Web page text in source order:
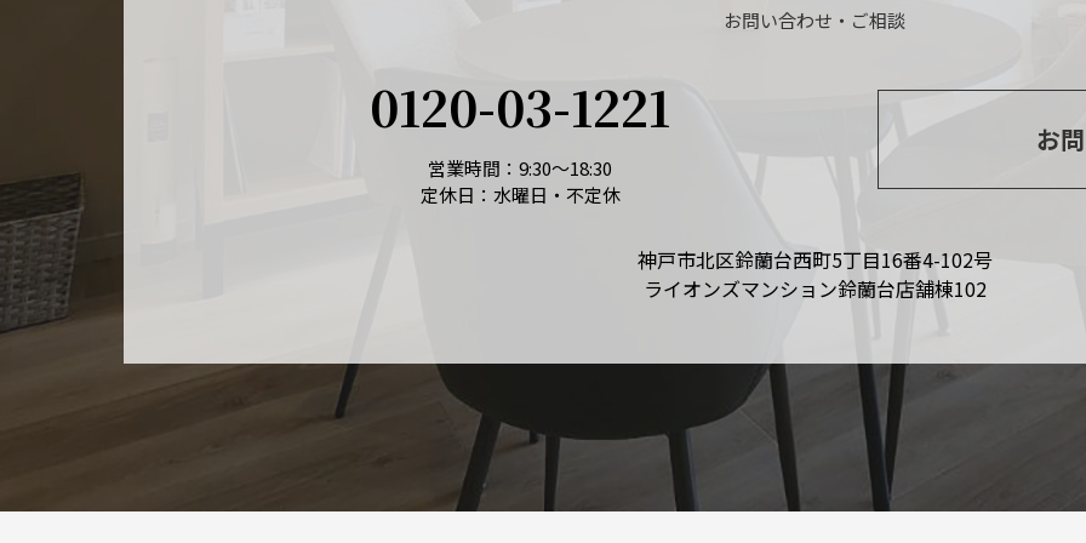
お問い合わせ・ご相談
0120-03-1221
営業時間：9:30～18:30
定休日：水曜日・不定休
お
神戸市北区鈴蘭台西町5丁目16番4-102号
ライオンズマンション鈴蘭台店舗棟102